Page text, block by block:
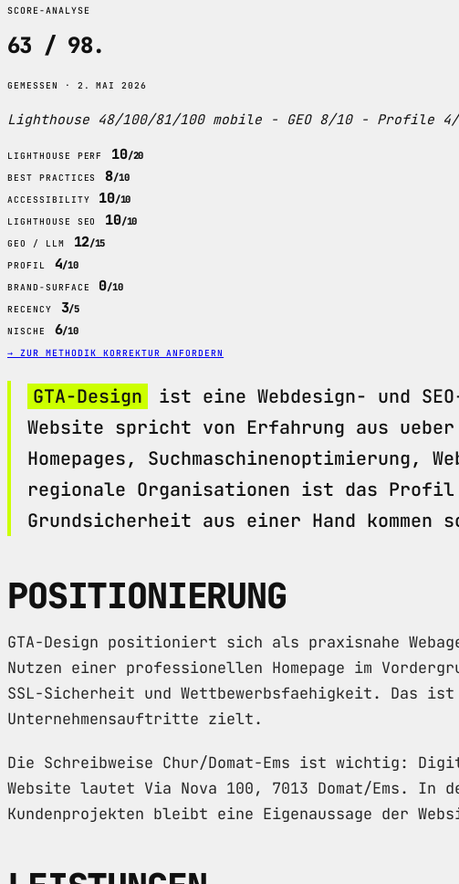
SCORE-ANALYSE
63 / 98.
GEMESSEN · 2. MAI 2026
Lighthouse 48/100/81/100 mobile - GEO 8/10 - Profile
LIGHTHOUSE PERF 10/20
BEST PRACTICES 8/10
ACCESSIBILITY 10/10
LIGHTHOUSE SEO 10/10
GEO / LLM 12/15
PROFIL 4/10
BRAND-SURFACE 0/10
RECENCY 3/5
NISCHE 6/10
→ ZUR METHODIK KORREKTUR ANFORDERN
GTA-Design
ist eine Webdesign- und
Website spricht von Erfahrung aus
Homepages,
regionale Organisationen ist das Profil
Grundsicherheit aus einer Hand kommen
POSITIONIERUNG
GTA-Design positioniert sich als praxisnahe
Nutzen einer professionellen Homepage im
SSL-Sicherheit und Wettbewerbsfaehigkeit. Das
Unternehmensauftritte zielt.
Die Schreibweise Chur/Domat-Ems ist wichtig:
Website lautet Via Nova 100, 7013 Domat/Ems. In
Kundenprojekten bleibt eine Eigenaussage der